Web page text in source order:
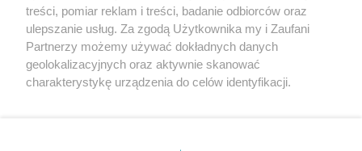
treści, pomiar reklam i treści, badanie odbiorców oraz
ulepszanie usług. Za zgodą Użytkownika my i Zaufani
Partnerzy możemy używać dokładnych danych
geolokalizacyjnych oraz aktywnie skanować
charakterystykę urządzenia do celów identyfikacji.